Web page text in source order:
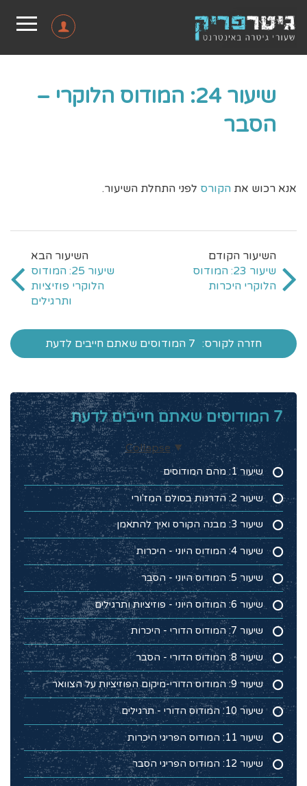
שיעור 24: המודוס הלוקרי –
הסבר
אנא רכוש את הקורס לפני התחלת השיעור.
שיעור 23: המודוס
הלוקרי היכרות
שיעור 25: המודוס
הלוקרי פוזיציות
ותרגילים
חזרה לקורס: 7 המודוסים שאתם חייבים לדעת
7 המודוסים שאתם חייבים לדעת
Collapse
שיעור 1: מהם המודוסים
שיעור 2: הדרגות בסולם המז'ורי
שיעור 3: מבנה הקורס ואיך להתאמן
שיעור 4: המודוס היוני - היכרות
שיעור 5: המודוס היוני - הסבר
שיעור 6: המודוס היוני - פוזיציות ותרגילים
שיעור 7: המודוס הדורי - היכרות
שיעור 8: המודוס הדורי - הסבר
שיעור 9: המודוס הדורי-מיקום הפוזיציות על הצוואר
שיעור 10: המודוס הדורי - תרגילים
שיעור 11: המודוס הפריגי היכרות
שיעור 12: המודוס הפריגי הסבר